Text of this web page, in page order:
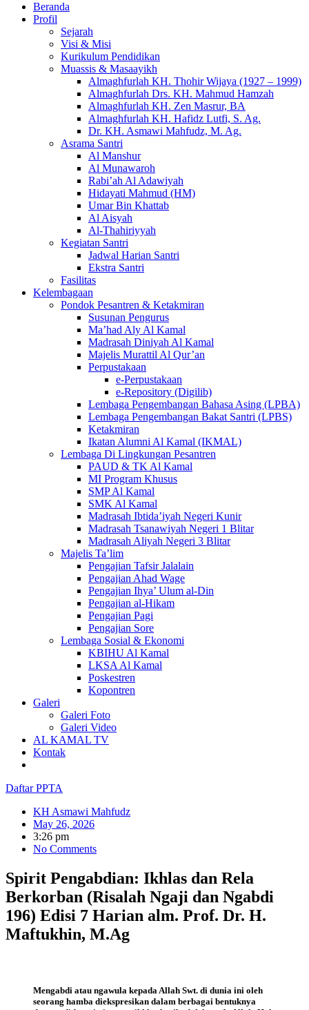
Beranda
Profil
Sejarah
Visi & Misi
Kurikulum Pendidikan
Muassis & Masaayikh
Almaghfurlah KH. Thohir Wijaya (1927 – 1999)
Almaghfurlah Drs. KH. Mahmud Hamzah
Almaghfurlah KH. Zen Masrur, BA
Almaghfurlah KH. Hafidz Lutfi, S. Ag.
Dr. KH. Asmawi Mahfudz, M. Ag.
Asrama Santri
Al Manshur
Al Munawaroh
Rabi’ah Al Adawiyah
Hidayati Mahmud (HM)
Umar Bin Khattab
Al Aisyah
Al-Thahiriyyah
Kegiatan Santri
Jadwal Harian Santri
Ekstra Santri
Fasilitas
Kelembagaan
Pondok Pesantren & Ketakmiran
Susunan Pengurus
Ma’had Aly Al Kamal
Madrasah Diniyah Al Kamal
Majelis Murattil Al Qur’an
Perpustakaan
e-Perpustakaan
e-Repository (Digilib)
Lembaga Pengembangan Bahasa Asing (LPBA)
Lembaga Pengembangan Bakat Santri (LPBS)
Ketakmiran
Ikatan Alumni Al Kamal (IKMAL)
Lembaga Di Lingkungan Pesantren
PAUD & TK Al Kamal
MI Program Khusus
SMP Al Kamal
SMK Al Kamal
Madrasah Ibtida’iyah Negeri Kunir
Madrasah Tsanawiyah Negeri 1 Blitar
Madrasah Aliyah Negeri 3 Blitar
Majelis Ta’lim
Pengajian Tafsir Jalalain
Pengajian Ahad Wage
Pengajian Ihya’ Ulum al-Din
Pengajian al-Hikam
Pengajian Pagi
Pengajian Sore
Lembaga Sosial & Ekonomi
KBIHU Al Kamal
LKSA Al Kamal
Poskestren
Kopontren
Galeri
Galeri Foto
Galeri Video
AL KAMAL TV
Kontak
Daftar PPTA
KH Asmawi Mahfudz
May 26, 2026
3:26 pm
No Comments
Spirit Pengabdian: Ikhlas dan Rela
Berkorban (Risalah Ngaji dan Ngabdi
196) Edisi 7 Harian alm. Prof. Dr. H.
Maftukhin, M.Ag
Mengabdi atau ngawula kepada Allah Swt. di dunia ini oleh
seorang hamba diekspresikan dalam berbagai bentuknya